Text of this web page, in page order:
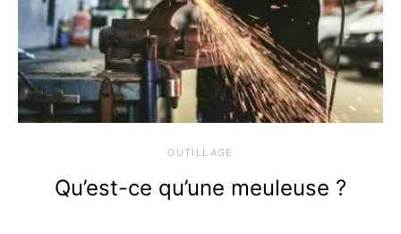
OUTILLAGE
Qu’est-ce qu’une meuleuse ?